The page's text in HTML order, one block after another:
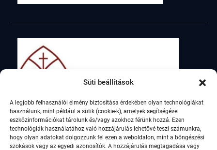
Süti beállítások
A legjobb felhasználói élmény biztosítása érdekében olyan technológiákat
használunk, mint például a sütik (cookie-k), amelyek segítségével
eszközinformációkat tárolunk és/vagy azokhoz férünk hozzá. Ezen
technológiák használatához való hozzájárulás lehetővé teszi számunkra,
hogy olyan adatokat dolgozzunk fel ezen a weboldalon, mint a böngészési
szokások vagy az egyedi azonosítók. A hozzájárulás megtagadása vagy